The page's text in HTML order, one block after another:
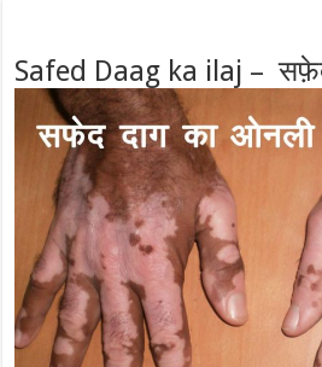
Safed Daag ka ilaj –